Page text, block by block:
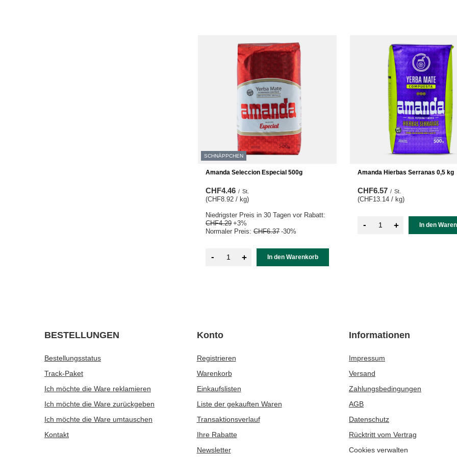
SCHNÄPPCHEN
Amanda Seleccion Especial 500g
CHF4.46 / St.
(CHF8.92 / kg)
Niedrigster Preis in 30 Tagen vor Rabatt:
CHF4.29 +3%
Normaler Preis: CHF6.37 -30%
- + In den Warenkorb
Amanda Hierbas Serranas 0,5 kg
CHF6.57 / St.
(CHF13.14 / kg)
- + In den
BESTELLUNGEN
Bestellungsstatus
Track-Paket
Ich möchte die Ware reklamieren
Ich möchte die Ware zurückgeben
Ich möchte die Ware umtauschen
Kontakt
Konto
Registrieren
Warenkorb
Einkaufslisten
Liste der gekauften Waren
Transaktionsverlauf
Ihre Rabatte
Newsletter
Informationen
Impressum
Versand
Zahlungsbedingungen
AGB
Datenschutz
Rücktritt vom Vertrag
Cookies verwalten